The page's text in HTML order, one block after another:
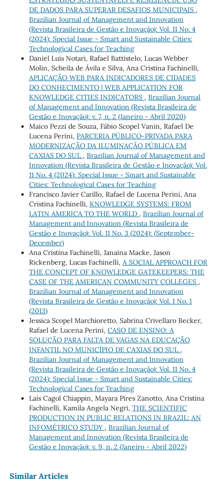
DE DADOS PARA SUPERAR DESAFIOS MUNICIPAIS ,
Brazilian Journal of Management and Innovation
(Revista Brasileira de Gestão e Inovação): Vol. 11 No. 4
(2024): Special Issue - Smart and Sustainable Cities:
Technological Cases for Teaching
Daniel Luis Notari, Rafael Battistelo, Lucas Webber
Molin, Scheila de Ávila e Silva, Ana Cristina Fachinelli,
APLICAÇÃO WEB PARA INDICADORES DE CIDADES
DO CONHECIMENTO | WEB APPLICATION FOR
KNOWLEDGE CITIES INDICATORS , Brazilian Journal
of Management and Innovation (Revista Brasileira de
Gestão e Inovação): v. 7, n. 2 (Janeiro - Abril 2020)
Maico Pezzi de Souza, Fábio Scopel Vanin, Rafael De
Lucena Perini, PARCERIA PÚBLICO-PRIVADA PARA
MODERNIZAÇÃO DA ILUMINAÇÃO PÚBLICA EM
CAXIAS DO SUL , Brazilian Journal of Management and
Innovation (Revista Brasileira de Gestão e Inovação): Vol.
11 No. 4 (2024): Special Issue - Smart and Sustainable
Cities: Technological Cases for Teaching
Francisco Javier Carillo, Rafael de Lucena Perini, Ana
Cristina Fachinelli, KNOWLEDGE SYSTEMS: FROM
LATIN AMERICA TO THE WORLD , Brazilian Journal of
Management and Innovation (Revista Brasileira de
Gestão e Inovação): Vol. 11 No. 3 (2024): (September-
December)
Ana Cristina Fachinelli, Janaína Macke, Jason
Rickenberg, Lucas Fachinelli, A SOCIAL APPROACH FOR
THE CONCEPT OF KNOWLEDGE GATEKEEPERS: THE
CASE OF THE AMERICAN COMMUNITY COLLEGES ,
Brazilian Journal of Management and Innovation
(Revista Brasileira de Gestão e Inovação): Vol. 1 No. 1
(2013)
Jessica Scopel Marchioretto, Sabrina Crivellaro Becker,
Rafael de Lucena Perini, CASO DE ENSINO: A
SOLUÇÃO PARA FALTA DE VAGAS NA EDUCAÇÃO
INFANTIL NO MUNICÍPIO DE CAXIAS DO SUL ,
Brazilian Journal of Management and Innovation
(Revista Brasileira de Gestão e Inovação): Vol. 11 No. 4
(2024): Special Issue - Smart and Sustainable Cities:
Technological Cases for Teaching
Laís Cagol Chiappin, Mayara Pires Zanotto, Ana Cristina
Fachinelli, Kamila Angela Negri, THE SCIENTIFIC
PRODUCTION IN PUBLIC RELATIONS IN BRAZIL: AN
INFOMÉTRICO STUDY , Brazilian Journal of
Management and Innovation (Revista Brasileira de
Gestão e Inovação): v. 9, n. 2 (Janeiro - Abril 2022)
Similar Articles